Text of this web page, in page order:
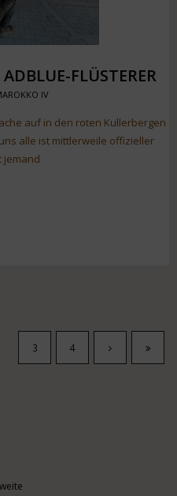
FLÜSTERER
IV
auf in den roten Kullerbergen
alle ist mittlerweile offizieller
jemand
3 4